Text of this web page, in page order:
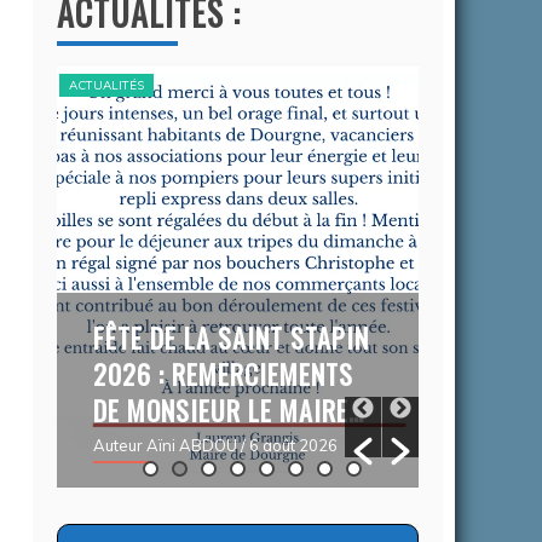
ACTUALITÉS :
ACTUALITÉS
FÊTE DE LA SAINT STAPIN
2026 : REMERCIEMENTS
DE MONSIEUR LE MAIRE…
Auteur Aïni ABDOU/ 6 août 2026